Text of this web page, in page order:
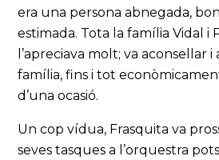
era una persona abnegada,
estimada. Tota la família Vidal i
l’apreciava molt; va aconsellar i
família, fins i tot
d’una ocasió.
Un cop vídua, Frasquita va
seves tasques a l’orquestra